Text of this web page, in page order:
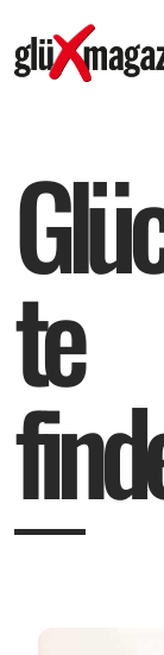
Glü
te
find